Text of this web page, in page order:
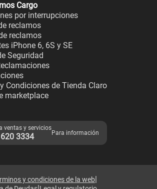
Cargo
por interrupciones
reclamos
reclamos
iPhone 6, 6S y SE
Seguridad
Condiciones de Tienda Claro
marketplace
ventas y servicios
3334 Para información
y condiciones de la web|